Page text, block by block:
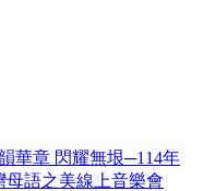
華章 閃耀無垠─114年
母語之美線上音樂會